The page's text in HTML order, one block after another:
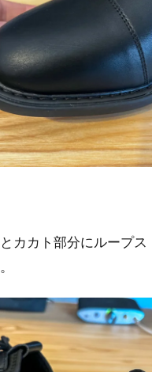
カカト部分にループス